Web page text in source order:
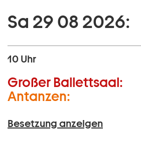
Sa 29 08 2026:
10 Uhr
Großer Ballettsaal:
Antanzen:
Besetzung anzeigen